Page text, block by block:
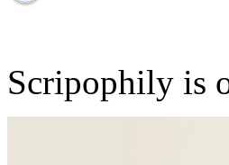
Scripophily is